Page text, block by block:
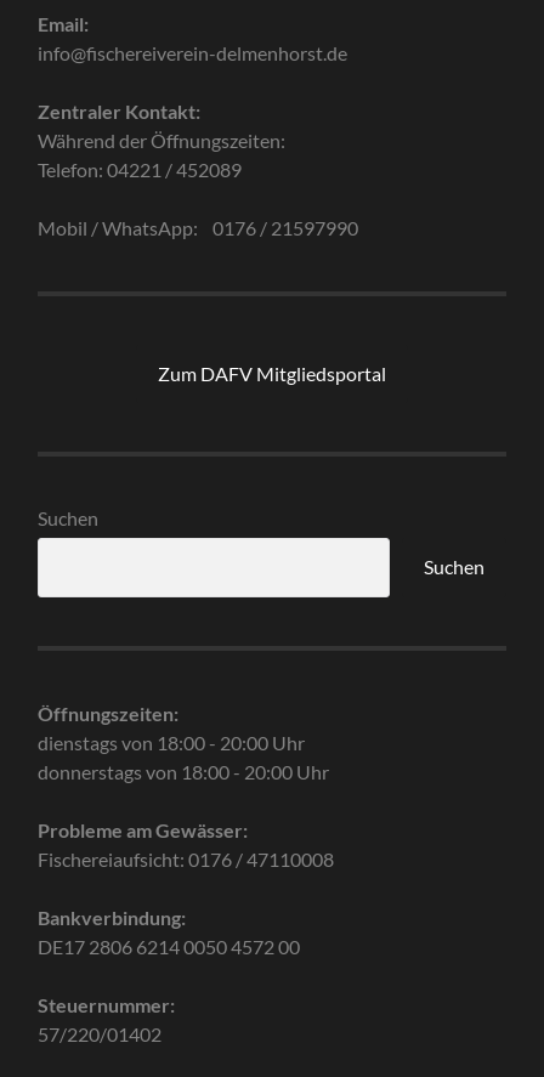
Email:
info@fischereiverein-delmenhorst.de
Zentraler Kontakt:
Während der Öffnungszeiten:
Telefon: 04221 / 452089
Mobil / WhatsApp: 0176 / 21597990
Zum DAFV Mitgliedsportal
Suchen
Suchen
Öffnungszeiten:
dienstags von 18:00 - 20:00 Uhr
donnerstags von 18:00 - 20:00 Uhr
Probleme am Gewässer:
Fischereiaufsicht: 0176 / 47110008
Bankverbindung:
DE17 2806 6214 0050 4572 00
Steuernummer:
57/220/01402